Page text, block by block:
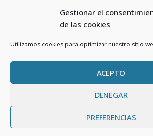
Gestionar el
de las cookies
Utilizamos cookies para optimizar nuestro sitio
ACEPTO
DENEGAR
PREFERENCIAS
Total visitantes:54.738
Proudly powered by WordPress |Theme:
Dessky.